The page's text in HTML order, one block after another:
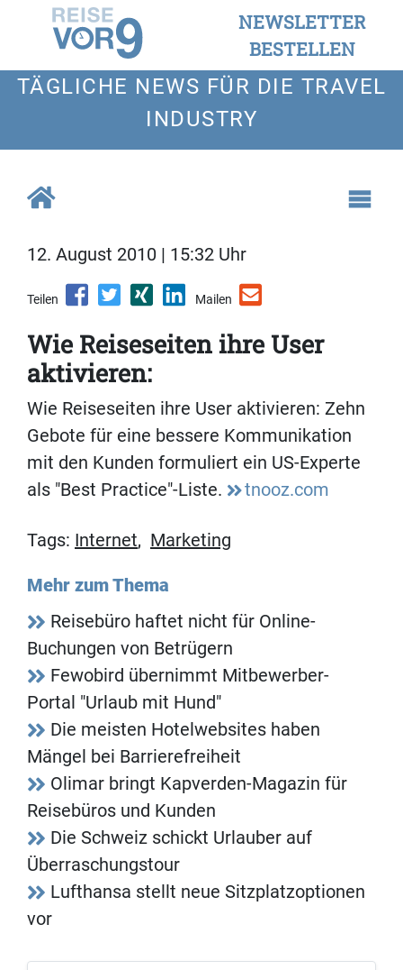
NEWSLETTER
BESTELLEN
TÄGLICHE NEWS FÜR DIE TRAVEL
INDUSTRY
12. August 2010 | 15:32 Uhr
Teilen Mailen
Wie Reiseseiten ihre User
aktivieren:
Wie Reiseseiten ihre User aktivieren: Zehn
Gebote für eine bessere Kommunikation
mit den Kunden formuliert ein US-Experte
als "Best Practice"-Liste.
tnooz.com
Tags: Internet, Marketing
Mehr zum Thema
Reisebüro haftet nicht für Online-
Buchungen von Betrügern
Fewobird übernimmt Mitbewerber-
Portal "Urlaub mit Hund"
Die meisten Hotelwebsites haben
Mängel bei Barrierefreiheit
Olimar bringt Kapverden-Magazin für
Reisebüros und Kunden
Die Schweiz schickt Urlauber auf
Überraschungstour
Lufthansa stellt neue Sitzplatzoptionen
vor